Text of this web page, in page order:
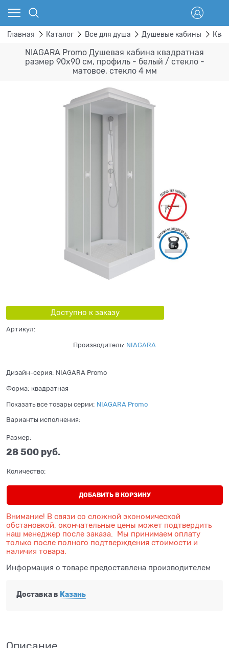
Главная Каталог Все для душа Душевые кабины
NIAGARA Promo Душевая кабина квадратная
размер 90x90 см, профиль - белый / стекло -
матовое, стекло 4 мм
Доступно к заказу
Артикул:
Производитель: NIAGARA
Дизайн-серия: NIAGARA Promo
Форма: квадратная
Показать все товары серии: NIAGARA Promo
Варианты исполнения:
Размер:
28 500 руб.
Количество:
ДОБАВИТЬ В КОРЗИНУ
Внимание! В связи со сложной экономической
обстановкой, окончательные цены может подтвердить
наш менеджер после заказа. Мы принимаем оплату
только после полного подтверждения стоимости и
наличия товара.
Информация о товаре предоставлена производителем
Доставка в Казань